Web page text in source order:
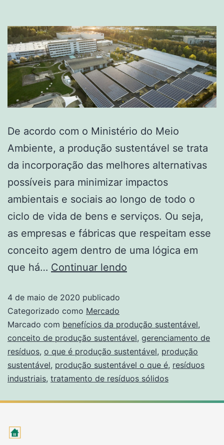
De acordo com o Ministério do Meio
Ambiente, a produção sustentável se trata
da incorporação das melhores alternativas
possíveis para minimizar impactos
ambientais e sociais ao longo de todo o
ciclo de vida de bens e serviços. Ou seja,
as empresas e fábricas que respeitam esse
conceito agem dentro de uma lógica em
que há… Continuar lendo
4 de maio de 2020 publicado
Categorizado como Mercado
Marcado com benefícios da produção sustentável,
conceito de produção sustentável, gerenciamento de
resíduos, o que é produção sustentável, produção
sustentável, produção sustentável o que é, resíduos
industriais, tratamento de resíduos sólidos